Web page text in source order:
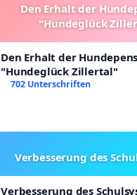
Den Erhalt der
"Hundeglück
Den Erhalt der
"Hundeglück Zillertal"
702 Unterschriften
Verbesserung des
Verbesserung des